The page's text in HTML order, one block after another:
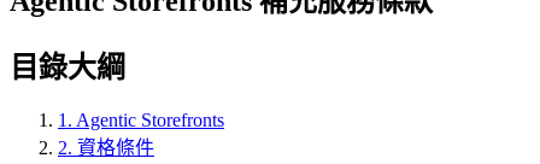
目錄大綱
1. Agentic Storefronts
2. 資格條件